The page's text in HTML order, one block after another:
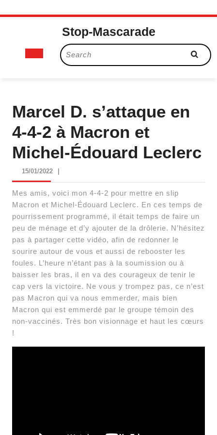
Skip
Stop-Mascarade
Open
Search
for:
Marcel D. s’attaque en
4-4-2 à Macron et
Michel-Édouard Leclerc
15/01/202215/01/2022
Mes amis, voici mon 4-4-2 pour mettre en slip
Macron et Michel-Édouard Leclerc. En ces temps de
pourrissement programmé, il était temps de faire un
peu de ménage et d’y ajouter de la drôlerie. N’hésitez
pas à partager cette vidéo, afin de redonner le
sourire autour de vous et aussi de rebooster les
foules. L’heure n’étant pas à la soumission ou à
baisser les bras, il en va des courageux de tenir le
cap vers la victoire. Ne vous y trompez pas, ce n’est
pas Macron qui va nous emmerder, mais bien
Macron qui est emmerdé par le groupe témoin des
non-vaccinés. Très bon visionnage et haut les cœurs
!